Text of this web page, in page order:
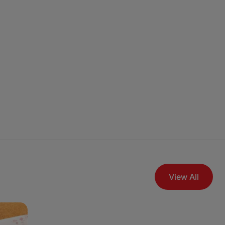
View All